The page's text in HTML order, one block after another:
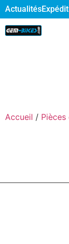
Actualités
Accueil /